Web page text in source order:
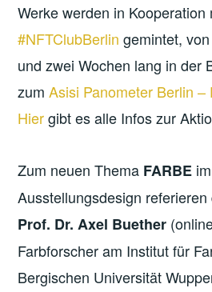
Werke werden in Kooperation
#NFTClubBerlin gemintet,
und zwei Wochen lang in der
zumAsisi Panometer Berlin –
Hiergibt es alle Infos zur
Zum neuen Thema FARBE
Ausstellungsdesign
Prof. Dr. Axel Buether
Farbforscher am Institut für
Bergischen Universität